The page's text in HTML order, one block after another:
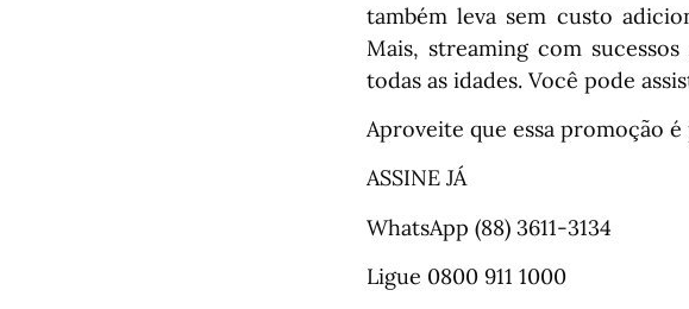
também leva sem custo
Mais, streaming com
todas as idades. Você pode
Aproveite que essa promoção
ASSINE JÁ
WhatsApp (88) 3611-3134
Ligue 0800 911 1000